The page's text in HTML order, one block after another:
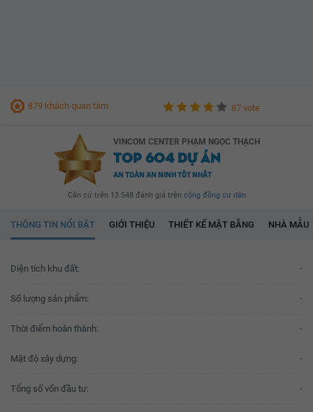
879 khách quan tâm 87 vote
VINCOM CENTER PHẠM NGỌC THẠCH
TOP 604 DỰ ÁN
AN TOÀN AN NINH TỐT NHẤT
Căn cứ trên 13.548 đánh giá trên cộng đồng cư dân
THÔNG TIN NỔI BẬT GIỚI THIỆU THIẾT KẾ MẶT BẰNG NHÀ MẪU
Diện tích khu đất: -
Số lượng sản phẩm: -
Thời điểm hoàn thành: -
Mật độ xây dựng: -
Tổng số vốn đầu tư: -